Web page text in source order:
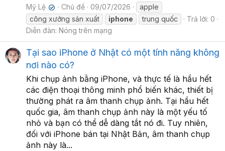
Mỹ Lệ ✔ Chủ đề 09/07/2026
apple
công xưởng sản xuất
iphone trung quốc
Trả lời: 0
Diễn đàn: Nóng trên mạng
Tại sao iPhone ở Nhật có một tính năng không
nơi nào có?
Khi chụp ảnh bằng iPhone, và thực tế là hầu hết
các điện thoại thông minh phổ biến khác, thiết bị
thường phát ra âm thanh chụp ảnh. Tại hầu hết
quốc gia, âm thanh chụp ảnh này là một yếu tố
nhỏ và bạn có thể dễ dàng tắt nó đi. Tuy nhiên,
đối với iPhone bán tại Nhật Bản, âm thanh chụp
ảnh này là...